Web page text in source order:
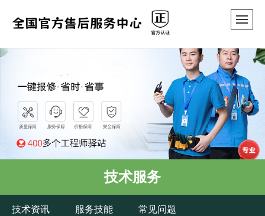
技术服务
技术资讯 服务技能 常见问题